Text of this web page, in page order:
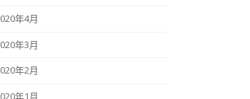
年4月
年3月
年2月
年1月